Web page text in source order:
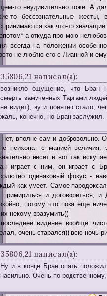
то неудивительно тоже. А
то бессознательные
как что-то значащие.
а откуда про мою
всегда на положении
не люблю его с Лианной и ему
35806,21 написал(а):
возникло ощущение, что Бран
смерть замученных Таргами
не видит), ну и понятно стало,
жаль, конечно, но Бран заслужил.
нет, вполне сам и добровольно.
психопат с манией
несет и вот так
играет с ним, он играет с
одинаковый фокус -
как умеет. Самое
примириться и договориться,
потому что пока еще
некому вразумить((
видение вообще
очень старался))всю ночь
35806,21 написал(а):
Ну и в конце Бран опять
насильно. Очень по-